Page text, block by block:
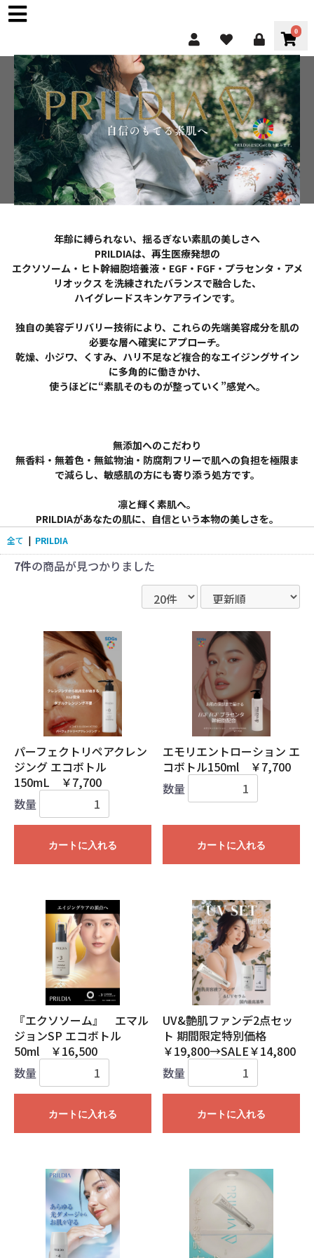
0
年齢に縛られない、揺るぎない素肌の美しさへ
PRILDIAは、再生医療発想の
エクソソーム・ヒト幹細胞培養液・EGF・FGF・プラセンタ・アメ
リオックス を洗練されたバランスで融合した、
ハイグレードスキンケアラインです。
独自の美容デリバリー技術により、これらの先端美容成分を肌の
必要な層へ確実にアプローチ。
乾燥、小ジワ、くすみ、ハリ不足など複合的なエイジングサイン
に多角的に働きかけ、
使うほどに“素肌そのものが整っていく”感覚へ。
無添加へのこだわり
無香料・無着色・無鉱物油・防腐剤フリーで肌への負担を極限ま
で減らし、敏感肌の方にも寄り添う処方です。
凛と輝く素肌へ。
PRILDIAがあなたの肌に、自信という本物の美しさを。
全て | PRILDIA
7件の商品が見つかりました
パーフェクトリペアクレン
ジング エコボトル
150mL ￥7,700
数量
カートに入れる
エモリエントローション エ
コボトル150ml ￥7,700
数量
カートに入れる
『エクソソーム』 エマル
ジョンSP エコボトル
50ml ￥16,500
数量
カートに入れる
UV&艶肌ファンデ2点セッ
ト 期間限定特別価格
￥19,800→SALE￥14,800
数量
カートに入れる